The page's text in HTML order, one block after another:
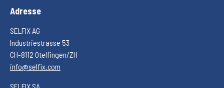
Adresse
SELFIX AG
Industriestrasse 53
CH-8112 Otelfingen/ZH
info@selfix.com
SELFIX SA